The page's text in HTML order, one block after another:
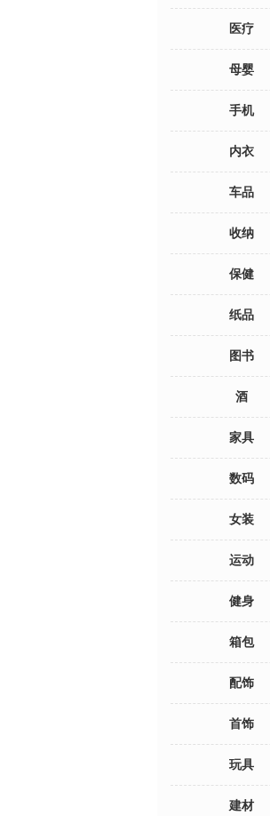
医疗
母婴
手机
内衣
车品
收纳
保健
纸品
图书
酒
家具
数码
女装
运动
健身
箱包
配饰
首饰
玩具
建材